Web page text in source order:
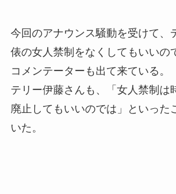
今回のアナウンス騒動を受けて、
俵の女人禁制をなくしてもいいの
コメンテーターも出て来ている。
テリー伊藤さんも、「女人禁制は
廃止してもいいのでは」といった
いた。